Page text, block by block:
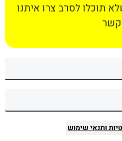
תוכלו לסרב צרו איתנו
קשר
ותנאי שימוש